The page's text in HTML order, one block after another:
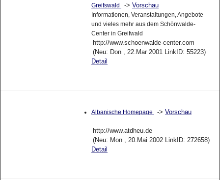
Greifswald
-> Vorschau
Informationen, Veranstaltungen, Angebote
und vieles mehr aus dem Schönwalde-
Center in Greifwald
http://www.schoenwalde-center.com
(Neu: Don , 22.Mar 2001 LinkID: 55223)
Detail
Albanische Homepage -> Vorschau
http://www.atdheu.de
(Neu: Mon , 20.Mai 2002 LinkID: 272658)
Detail